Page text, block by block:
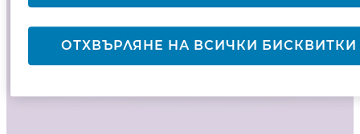
ОТХВЪРЛЯНЕ НА ВСИЧКИ БИСКВИТКИ